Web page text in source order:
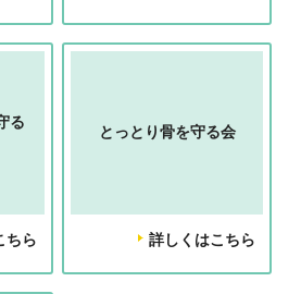
る
ちら
とっとり骨を守る会
詳しくはこちら